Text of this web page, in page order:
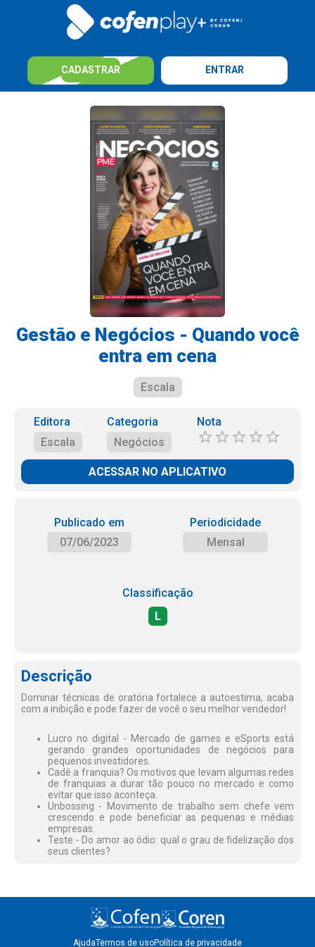
CADASTRAR ENTRAR
Gestão e Negócios - Quando você
entra em cena
Escala
Editora
Escala
Categoria
Negócios
Nota
ACESSAR NO APLICATIVO
Publicado em
07/06/2023
Periodicidade
Mensal
Classificação
L
Descrição
Dominar técnicas de oratória fortalece a autoestima, acaba
com a inibição e pode fazer de você o seu melhor vendedor!
Lucro no digital - Mercado de games e eSports está
gerando grandes oportunidades de negócios para
pequenos investidores.
Cadê a franquia? Os motivos que levam algumas redes
de franquias a durar tão pouco no mercado e como
evitar que isso aconteça.
Unbossing - Movimento de trabalho sem chefe vem
crescendo e pode beneficiar as pequenas e médias
empresas.
Teste - Do amor ao ódio: qual o grau de fidelização dos
seus clientes?
AjudaTermos de usoPolítica de privacidade